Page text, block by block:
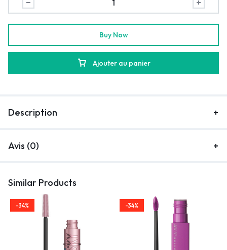
Ajouter au panier
Buy Now
Description
Avis (0)
Similar Products
-34% -34%